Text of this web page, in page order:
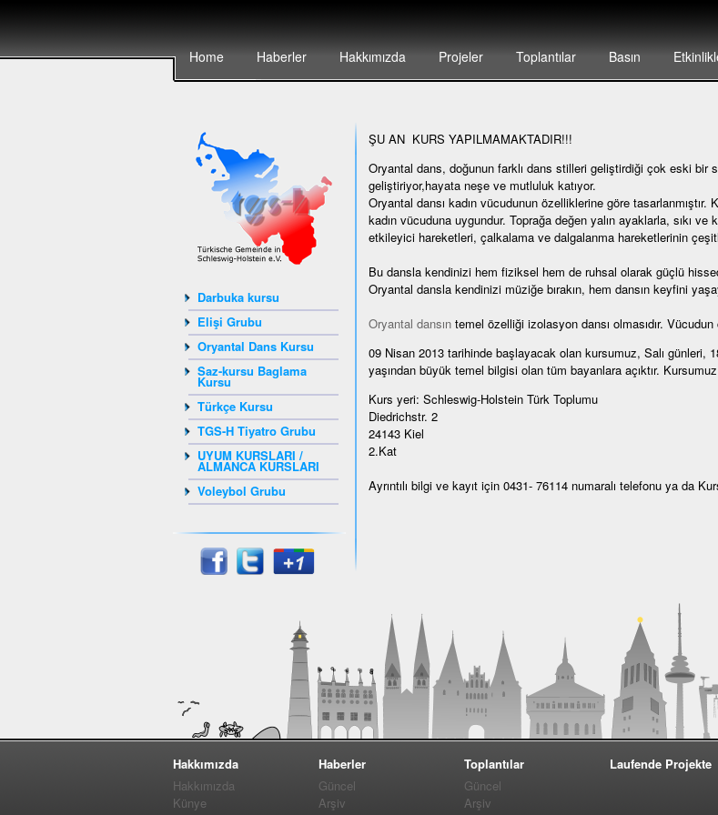
Home Haberler Hakkımızda Projeler Toplantılar Basın
Darbuka kursu
Elişi Grubu
Oryantal Dans Kursu
Saz-kursu Baglama
Kursu
Türkçe Kursu
TGS-H Tiyatro Grubu
UYUM KURSLARI /
ALMANCA KURSLARI
Voleybol Grubu
ŞU AN KURS YAPILMAMAKTADIR!!!
Oryantal dans, doğunun farklı dans stilleri geliştirdiği çok eski bir
geliştiriyor,hayata neşe ve mutluluk katıyor.
Oryantal dansı kadın vücudunun özelliklerine göre
kadın vücuduna uygundur. Toprağa değen yalın ayaklarla, sıkı
etkileyici hareketleri, çalkalama ve dalgalanma hareketlerinin
Bu dansla kendinizi hem fiziksel hem de ruhsal olarak güçlü
Oryantal dansla kendinizi müziğe bırakın, hem dansın keyfini
Oryantal dansıntemel özelliği izolasyon dansı olmasıdır.
09 Nisan 2013 tarihinde başlayacak olan kursumuz, Salı günleri,
yaşından büyük temel bilgisi olan tüm bayanlara açıktır.
Kurs yeri: Schleswig-Holstein Türk Toplumu
Diedrichstr. 2
24143 Kiel
2.Kat
Ayrıntılı bilgi ve kayıt için 0431- 76114 numaralı telefonu ya da
Hakkımızda
Hakkımızda
Künye
Haberler
Güncel
Arşiv
Toplantılar
Güncel
Arşiv
Laufende Projekte